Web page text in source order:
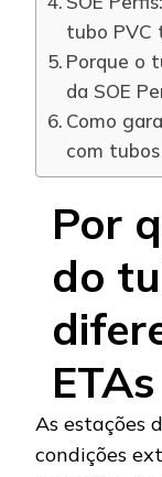
tubo PVC
Porque o
da SOE
Como
com
Por
do
As estações
condições